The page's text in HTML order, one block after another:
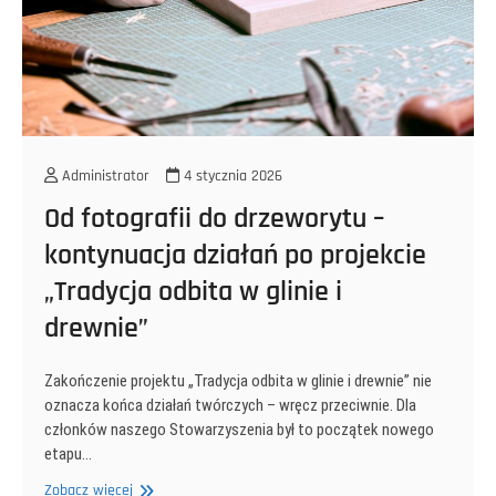
Administrator 4 stycznia 2026
Od fotografii do drzeworytu –
kontynuacja działań po projekcie
„Tradycja odbita w glinie i
drewnie”
Zakończenie projektu „Tradycja odbita w glinie i drewnie” nie
oznacza końca działań twórczych – wręcz przeciwnie. Dla
członków naszego Stowarzyszenia był to początek nowego
etapu…
Zobacz więcej Od